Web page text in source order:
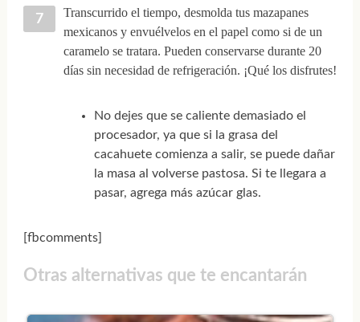
Transcurrido el tiempo, desmolda tus mazapanes
mexicanos y envuélvelos en el papel como si de un
caramelo se tratara. Pueden conservarse durante 20
días sin necesidad de refrigeración. ¡Qué los disfrutes!
No dejes que se caliente demasiado el
procesador, ya que si la grasa del
cacahuete comienza a salir, se puede dañar
la masa al volverse pastosa. Si te llegara a
pasar, agrega más azúcar glas.
[fbcomments]
Otras alternativas que te encantarán